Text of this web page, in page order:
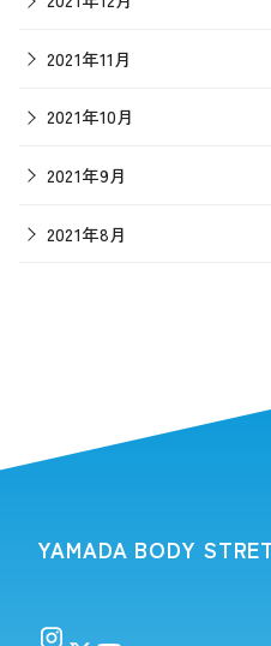
2021年11月
2021年10月
2021年9月
2021年8月
YAMADA BODY